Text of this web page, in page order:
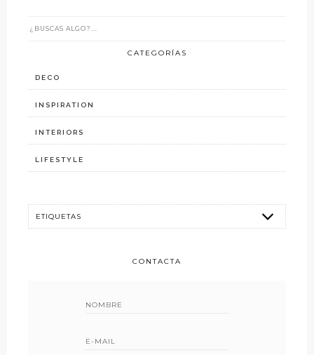
CATEGORÍAS
DECO
INSPIRATION
INTERIORS
LIFESTYLE
CONTACTA